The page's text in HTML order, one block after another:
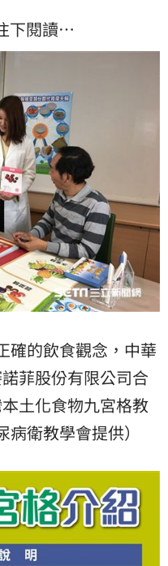
下閱讀…
的飲食觀念，中華
菲股份有限公司合
土化食物九宮格教
衛教學會提供）